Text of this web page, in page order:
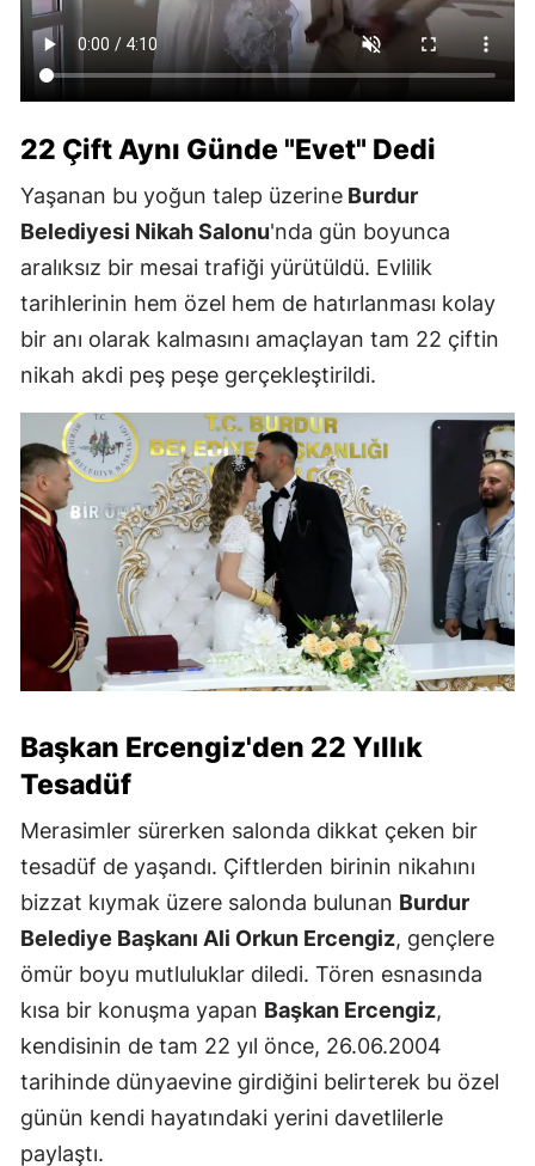
22 Çift Aynı Günde "Evet" Dedi
Yaşanan bu yoğun talep üzerine Burdur
Belediyesi Nikah Salonu'nda gün boyunca
aralıksız bir mesai trafiği yürütüldü. Evlilik
tarihlerinin hem özel hem de hatırlanması kolay
bir anı olarak kalmasını amaçlayan tam 22 çiftin
nikah akdi peş peşe gerçekleştirildi.
Başkan Ercengiz'den 22 Yıllık
Tesadüf
Merasimler sürerken salonda dikkat çeken bir
tesadüf de yaşandı. Çiftlerden birinin nikahını
bizzat kıymak üzere salonda bulunan Burdur
Belediye Başkanı Ali Orkun Ercengiz, gençlere
ömür boyu mutluluklar diledi. Tören esnasında
kısa bir konuşma yapan Başkan Ercengiz,
kendisinin de tam 22 yıl önce, 26.06.2004
tarihinde dünyaevine girdiğini belirterek bu özel
günün kendi hayatındaki yerini davetlilerle
paylaştı.